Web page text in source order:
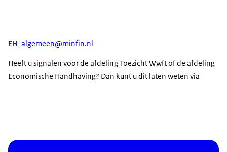
EH_algemeen@minfin.nl
Heeft u signalen voor de afdeling Toezicht Wwft of de afdeling
Economische Handhaving? Dan kunt u dit laten weten via